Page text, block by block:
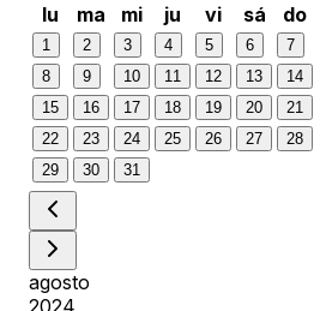
lu
ma mi ju vi sá do
1 2 3 4 5 6
7
8
9 10 11 12 13
14
15
16 17 18 19 20
21
22
23 24 25 26 27
28
29
30 31
agosto
2024